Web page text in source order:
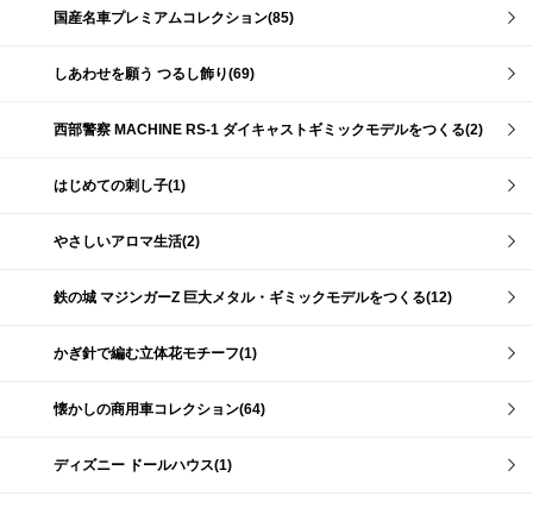
国産名車プレミアムコレクション(85)
しあわせを願う つるし飾り(69)
西部警察 MACHINE RS-1 ダイキャストギミックモデルをつくる(2)
はじめての刺し子(1)
やさしいアロマ生活(2)
鉄の城 マジンガーZ 巨大メタル・ギミックモデルをつくる(12)
かぎ針で編む立体花モチーフ(1)
懐かしの商用車コレクション(64)
ディズニー ドールハウス(1)